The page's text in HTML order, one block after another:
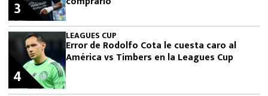
3
LEAGUES CUP
Error de Rodolfo Cota le cuesta caro al
América vs Timbers en la Leagues Cup
4